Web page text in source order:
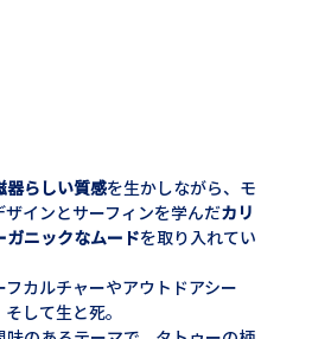
器らしい質感を生かしながら、モ
ザインとサーフィンを学んだカリ
ガニックなムードを取り入れてい
フカルチャーやアウトドアシー
して生と死。